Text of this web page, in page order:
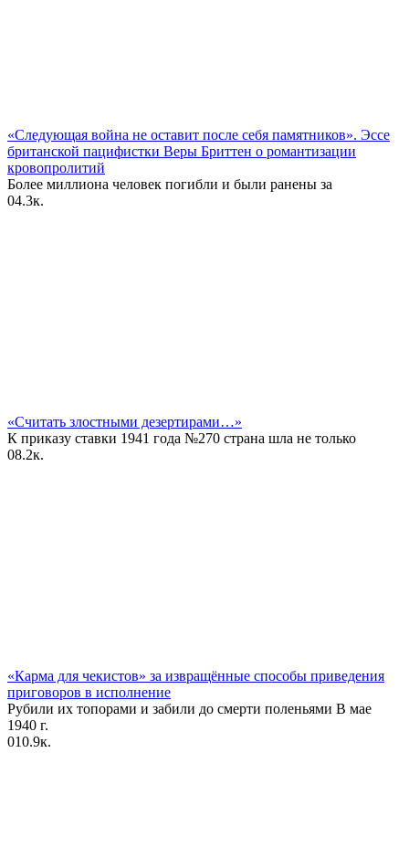
«Следующая война не оставит после себя памятников». Эссе
британской пацифистки Веры Бриттен о романтизации
кровопролитий
Более миллиона человек погибли и были ранены за
04.3к.
«Считать злостными дезертирами…»
К приказу ставки 1941 года №270 страна шла не только
08.2к.
«Карма для чекистов» за извращённые способы приведения
приговоров в исполнение
Рубили их топорами и забили до смерти поленьями В мае
1940 г.
010.9к.